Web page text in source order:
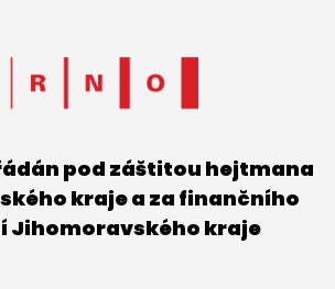
pod záštitou hejtmana
kraje a za finančního
Jihomoravského kraje